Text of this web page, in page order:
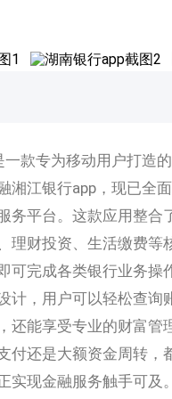
一款专为移动用户打造
湘江银行app，现已全
务平台。这款应用整合
理财投资、生活缴费等
可完成各类银行业务操
计，用户可以轻松查询
还能享受专业的财富管
付还是大额资金周转，
实现金融服务触手可及